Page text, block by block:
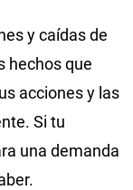
y caídas de
hechos que
acciones y las
Si tu
una demanda